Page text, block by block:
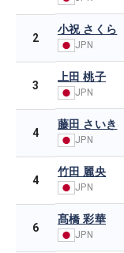
2
小祝 さくら
JPN
3
上田 桃子
JPN
4
藤田 さいき
JPN
4
竹田 麗央
JPN
6
髙橋 彩華
JPN